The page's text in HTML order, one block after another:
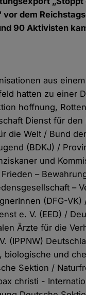
vor dem
90 Aktivisten
aus
hatten zu einer
hoffnung,
Dienst für den
die Welt / Bund
(BDKJ) /
und
–
–
(DFG-VK)
e. V. (EED) /
Ärzte für die
(IPPNW)
biologische und
Sektion /
christi -